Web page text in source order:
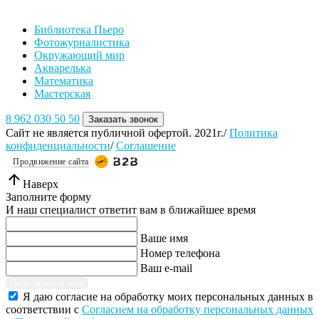
Библиотека Пьеро
Фотожурналистика
Окружающий мир
Акварелька
Математика
Мастерская
8 962 030 50 50 Заказать звонок
Сайт не является публичной офертой. 2021г./Политика
конфиденциальности/ Соглашение
Продвижение сайта
Наверх
Заполните форму
И наш специалист ответит вам в ближайшее время
Ваше имя
Номер телефона
Ваш e-mail
Я даю согласие на обработку моих персональных данных в
соответствии с Согласием на обработку персональных данных